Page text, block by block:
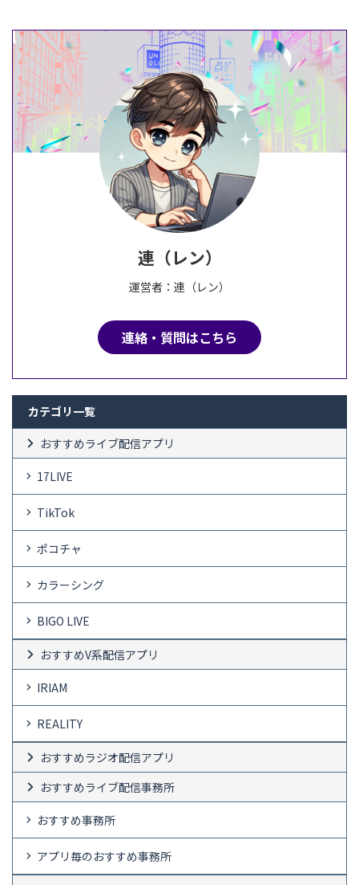
連（レン）
運営者：連（レン）
連絡・質問はこちら
カテゴリ一覧
おすすめライブ配信アプリ
17LIVE
TikTok
ポコチャ
カラーシング
BIGO LIVE
おすすめV系配信アプリ
IRIAM
REALITY
おすすめラジオ配信アプリ
おすすめライブ配信事務所
おすすめ事務所
アプリ毎のおすすめ事務所